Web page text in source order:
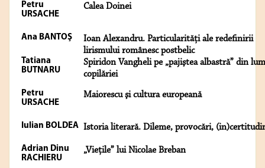
Petru
URSACHE
Calea Doinei
Ana BANTOŞ
Ioan Alexandru. Particularități ale redefinirii
lirismului românesc postbelic
Tatiana
BUTNARU
Spiridon Vangheli pe „pajiştea albastră” din
copilăriei
Petru
URSACHE
Maiorescu şi cultura europeană
Iulian BOLDEA Istoria literară. Dileme, provocări,
Adrian Dinu
RACHIERU
„Vieţile” lui Nicolae Breban